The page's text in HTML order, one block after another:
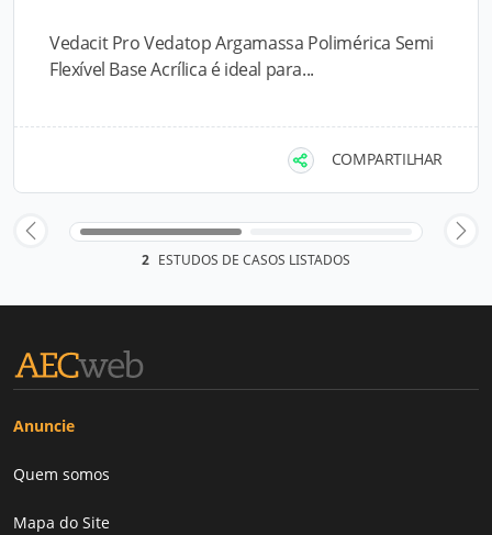
Vedacit Pro Vedatop Argamassa Polimérica Semi
Flexível Base Acrílica é ideal para...
COMPARTILHAR
2 ESTUDOS DE CASOS LISTADOS
Anuncie
Quem somos
Mapa do Site